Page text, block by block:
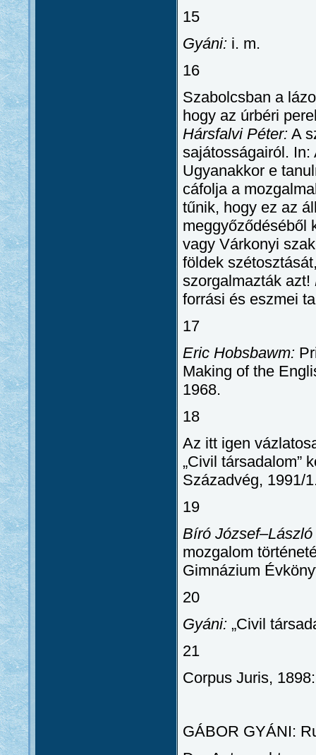
15
Gyáni: i. m.
16
Szabolcsban a
hogy az úrbéri
Hársfalvi Péter: A
sajátosságairól. In:
Ugyanakkor e
cáfolja a
tűnik, hogy ez az
meggyőződéséből
vagy Várkonyi
földek
szorgalmazták azt!
forrási és eszmei
17
Eric Hobsbawm:
Making of the
1968.
18
Az itt igen
„Civil társadalom”
Századvég, 1991/
19
Bíró
mozgalom
Gimnázium
20
Gyáni: „Civil
21
Corpus Juris,
GÁBOR GYÁNI: